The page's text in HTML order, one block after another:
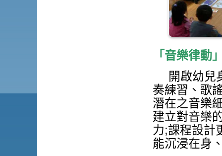
「音樂律動
開啟幼兒
奏練習、歌
潛在之音樂
建立對音樂
力;課程設計
能沉浸在身